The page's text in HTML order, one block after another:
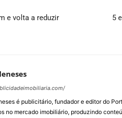
e volta a reduzir
5
é publicitário, fundador e editor do
no mercado imobiliário, produzindo